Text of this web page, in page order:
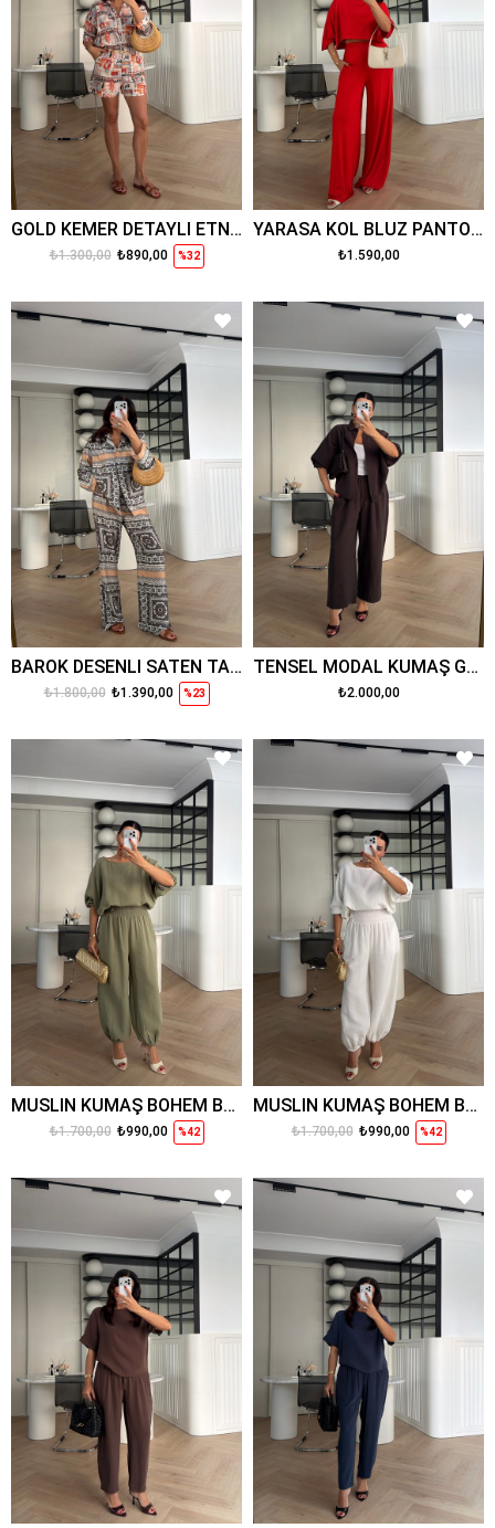
GOLD KEMER DETAYLI ETNİK DESENLİ KETEN DOKULU ŞORT TAKIM
%32
₺890,00
₺1.300,00
YARASA KOL BLUZ PANTOLON MODAL TAKIM KIRMIZI
₺1.590,00
BAROK DESENLİ SATEN TAKIM RENKLİ
%23
₺1.390,00
₺1.800,00
TENSEL MODAL KUMAŞ GÖMLEK PANTOLON TAKIM KAHVE
₺2.000,00
MÜSLİN KUMAŞ BOHEM BLUZ PANTOLON HAKİ
%42
₺990,00
₺1.700,00
MÜSLİN KUMAŞ BOHEM BLUZ PANTOLON BEYAZ
%42
₺990,00
₺1.700,00